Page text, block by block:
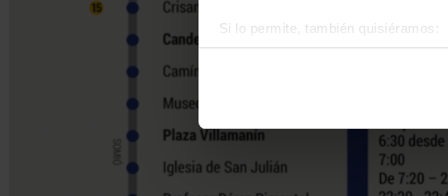
Si lo permite, también quisiéramos:
Recopilar información sobre
La publicidad digital personalizada,
por ejemplo, la dirección IP, los